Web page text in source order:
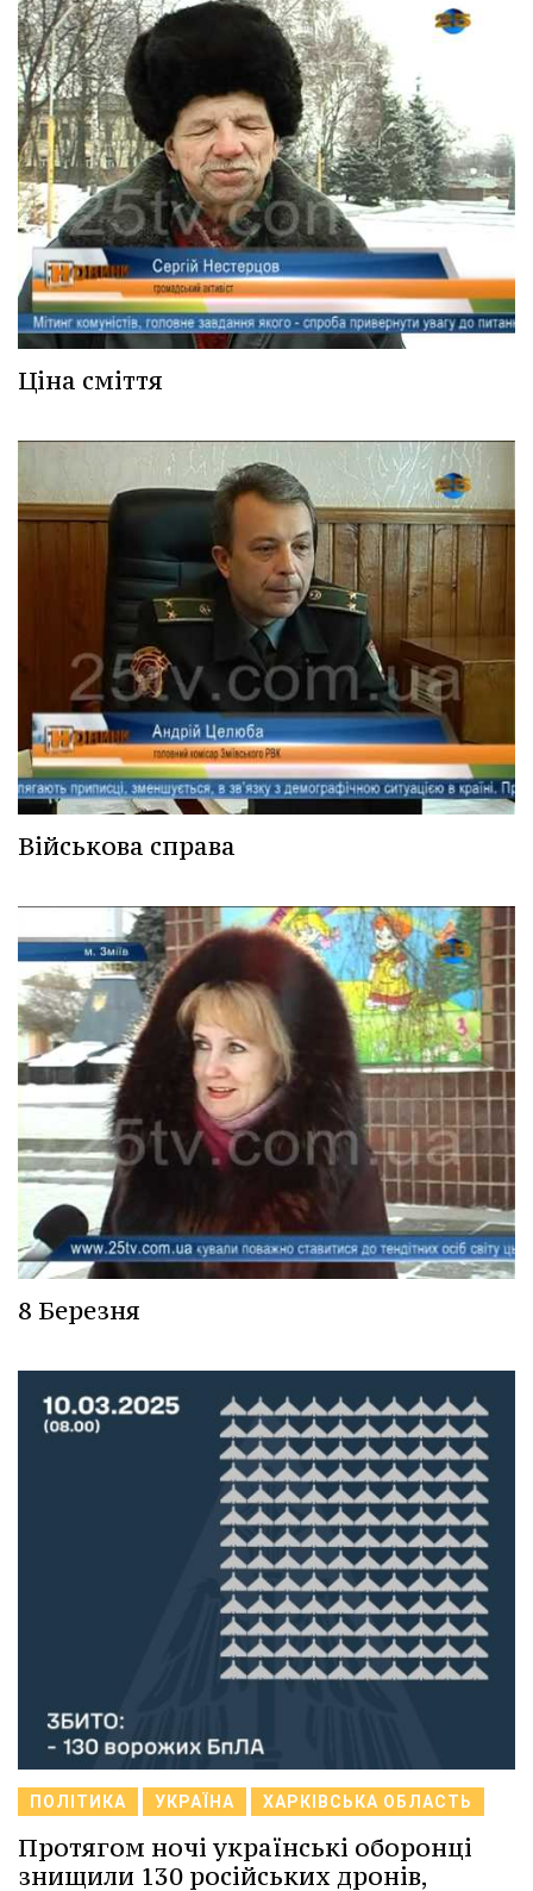
Ціна сміття
Військова справа
8 Березня
ПОЛІТИКА УКРАЇНА ХАРКІВСЬКА ОБЛАСТЬ
Протягом ночі українські оборонці
знищили 130 російських дронів,